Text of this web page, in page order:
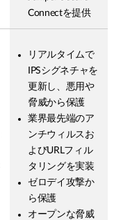
Connectを提供
リアルタイムで
IPSシグネチャを
更新し、悪用や
脅威から保護
業界最先端のア
ンチウィルスお
よびURLフィル
タリングを実装
ゼロデイ攻撃か
ら保護
オープンな脅威